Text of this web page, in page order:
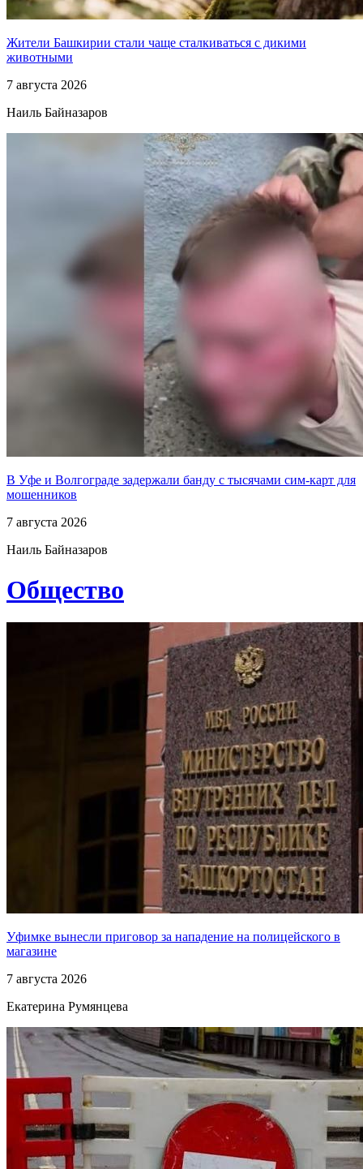
Жители Башкирии стали чаще сталкиваться с дикими
животными
7 августа 2026
Наиль Байназаров
В Уфе и Волгограде задержали банду с тысячами сим-карт для
мошенников
7 августа 2026
Наиль Байназаров
Общество
Уфимке вынесли приговор за нападение на полицейского в
магазине
7 августа 2026
Екатерина Румянцева